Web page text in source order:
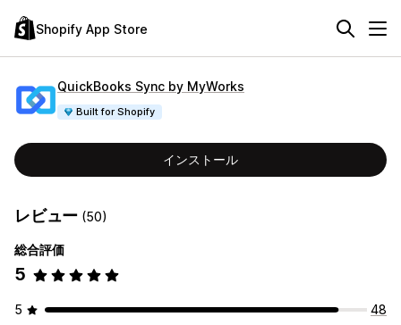
Shopify App Store
QuickBooks Sync by MyWorks
Built for Shopify
インストール
レビュー (50)
総合評価
5
5
48